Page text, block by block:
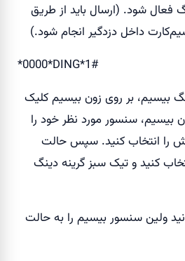
شود. (ارسال باید از طریق
داخل دزدگیر انجام شود.)
*0000*DING*1#
بیسیم، بر روی زون بیسیم کلیک
بیسیم، سنسور مورد نظر خود را
را انتخاب کنید. سپس حالت
کنید و تیک سبز گرینه دینگ
ولین سنسور بیسیم را به حالت